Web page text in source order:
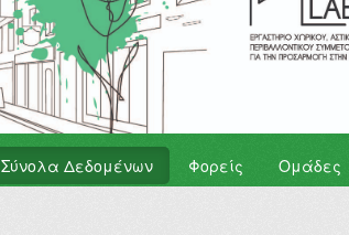
Σύνολα Δεδομένων Φορείς Ομάδες